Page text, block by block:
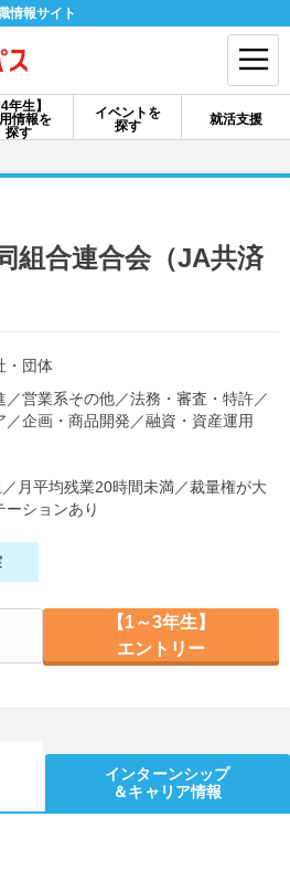
情報サイト
4年生】
情報を
探す
イベントを
探す
就活支援
ログイン
スカウト お知らせ
ト
就活チャンネル
動画で対策講座をチェック
組合連合会（JA共済
・団体
／営業系その他／法務・審査・特許／
／企画・商品開発 ／融資・資産運用
／ 月平均残業20時間未満／裁量権が大
ーションあり
【1～3年生】
エントリー
インターンシップ
＆キャリア情報